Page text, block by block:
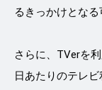
るきっかけとなる
さらに、TVerを
日あたりのテレ